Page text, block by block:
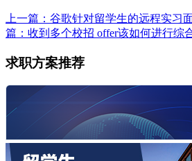
上一篇：谷歌针对留学生的远程实习
篇：收到多个校招 offer该如何进行综
求职方案推荐